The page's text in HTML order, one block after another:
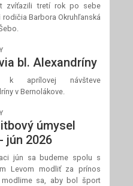
zvíťazili tretí rok po sebe
rodičia Barbora Okruhľanská
bl. Alexandríny
k aprílovej návšteve
v Bernolákove.
úmysel
jún 2026
jún sa budeme spolu s
Levom modliť za prínos
modlime sa, aby bol šport